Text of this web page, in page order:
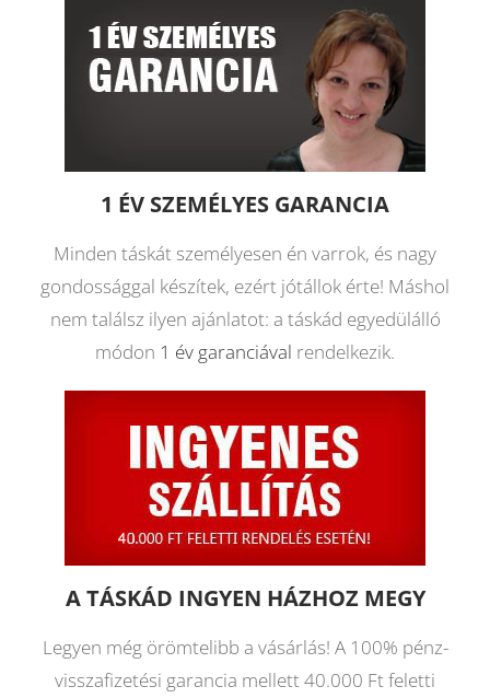
1 ÉV SZEMÉLYES GARANCIA
Minden táskát személyesen én varrok, és nagy
gondossággal készítek, ezért jótállok érte! Máshol
nem találsz ilyen ajánlatot: a táskád egyedülálló
módon 1 év garanciával rendelkezik.
A TÁSKÁD INGYEN HÁZHOZ MEGY
Legyen még örömtelibb a vásárlás! A 100% pénz-
visszafizetési garancia mellett 40.000 Ft feletti